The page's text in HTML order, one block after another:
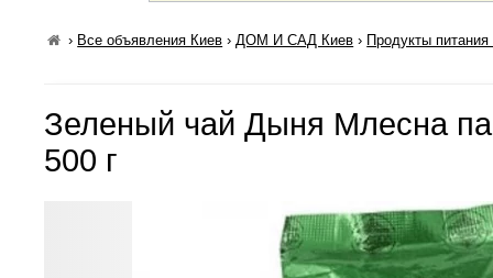
› Все объявления Киев ›ДОМ И САД Киев › Продукты
Зеленый чай Дыня Млесна
500 г